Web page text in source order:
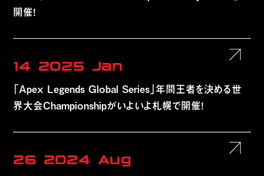
開催！
14 2025 Jan
「Apex Legends Global Series」年間王者を決める世
界大会Championshipがいよいよ札幌で開催！
26 2024 Aug